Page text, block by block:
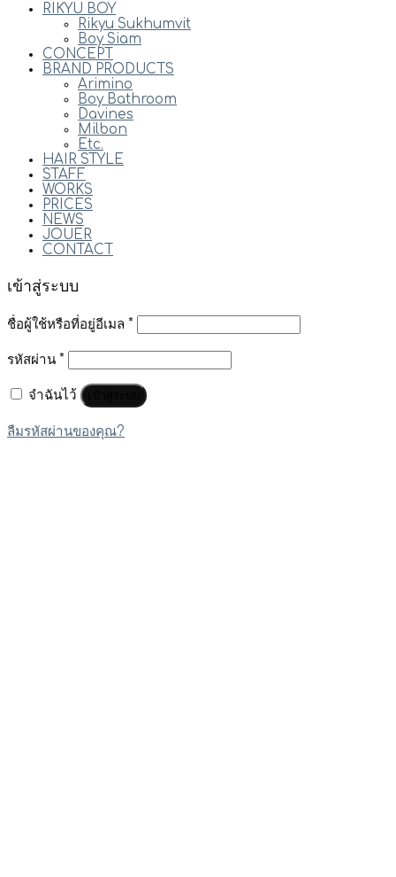
RIKYU BOY
Rikyu Sukhumvit
Boy Siam
CONCEPT
BRAND PRODUCTS
Arimino
Boy Bathroom
Davines
Milbon
Etc.
HAIR STYLE
STAFF
WORKS
PRICES
NEWS
JOUER
CONTACT
เข้าสู่ระบบ
ชื่อผู้ใช้หรือที่อยู่อีเมล *
รหัสผ่าน *
จำฉันไว้
ลืมรหัสผ่านของคุณ?